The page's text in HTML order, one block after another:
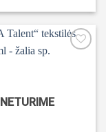
NETURIME